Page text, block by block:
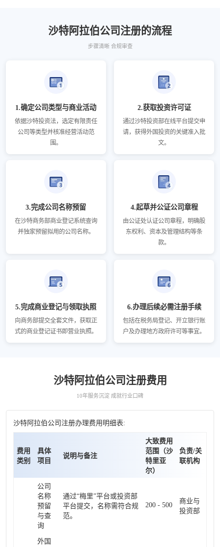
沙特阿拉伯公司注册的流程
步骤清晰 合规审查
1.确定公司类型与商业活动
依据沙特投资法，选定有限责任
公司等类型并核准经营活动范
围。
2.获取投资许可证
通过沙特投资部在线平台提交申
请，获得外国投资的关键准入批
文。
3.完成公司名称预留
在沙特商务部商业登记系统查询
并独家预留拟用的公司名称。
4.起草并公证公司章程
由公证处认证公司章程，明确股
东权利、资本及管理结构等条
款。
5.完成商业登记与领取执照
向商务部提交全套文件，获取正
式的商业登记证书即营业执照。
6.办理后续必需注册手续
包括在税务局登记、开立银行账
户及办理地方政府许可等事宜。
沙特阿拉伯公司注册费用
10年服务沉淀 成就行业口碑
沙特阿拉伯公司注册办理费用明细表:
费用
类别
具体
项目
说明与备注
大致费用
范围（沙
特里亚
尔）
负责/关
联机构
公司
名称
预留
与查
询
通过“梅里”平台或投资部
平台提交，名称需符合规
范。
200 - 500
商业与
投资部
外国